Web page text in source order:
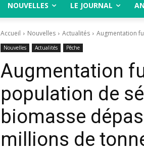
NOUVELLES LE JOURNAL
Accueil Nouvelles Actualités Augmentation
Nouvelles Actualités Pêche
Augmentation
population de
biomasse
millions de